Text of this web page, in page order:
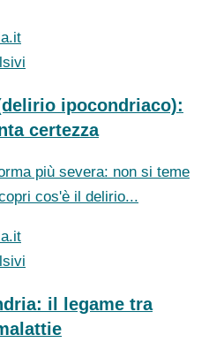
ipocondriaco):
certezza
più severa: non si teme
cos'è il delirio...
il legame tra